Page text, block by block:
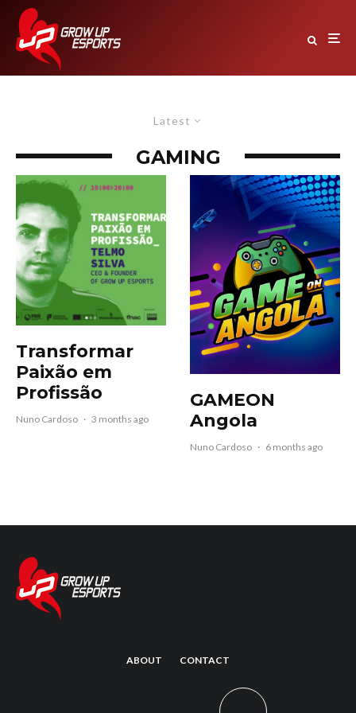
Latest
GAMING
Transformar
Paixão em
Profissão
Nuno Cardoso · 3 months ago
GAMEON
Angola
Nuno Cardoso · 6 months ago
ABOUT CONTACT